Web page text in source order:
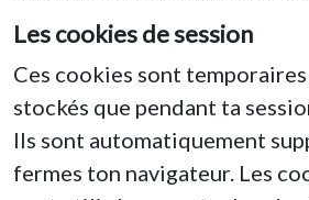
Les cookies de session
Ces cookies sont
stockés que pendant ta
Ils sont automatiquement
fermes ton navigateur. Les